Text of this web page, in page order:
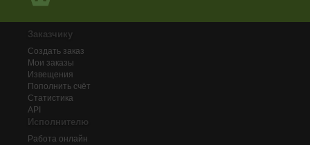
Заказчику
Создать заказ
Мои заказы
Извещения
Пополнить счёт
Статистика
API
Исполнителю
Работа онлайн